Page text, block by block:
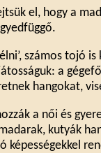
el, hogy a
számos tojó
a
hangokat,
a női és
kutyák